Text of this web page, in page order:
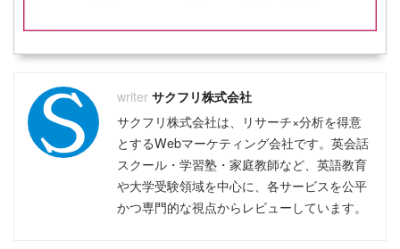
サクフリ株式会社
サクフリ株式会社は、リサーチ×分析を得意
とするWebマーケティング会社です。英会話
スクール・学習塾・家庭教師など、英語教育
や大学受験領域を中心に、各サービスを公平
かつ専門的な視点からレビューしています。